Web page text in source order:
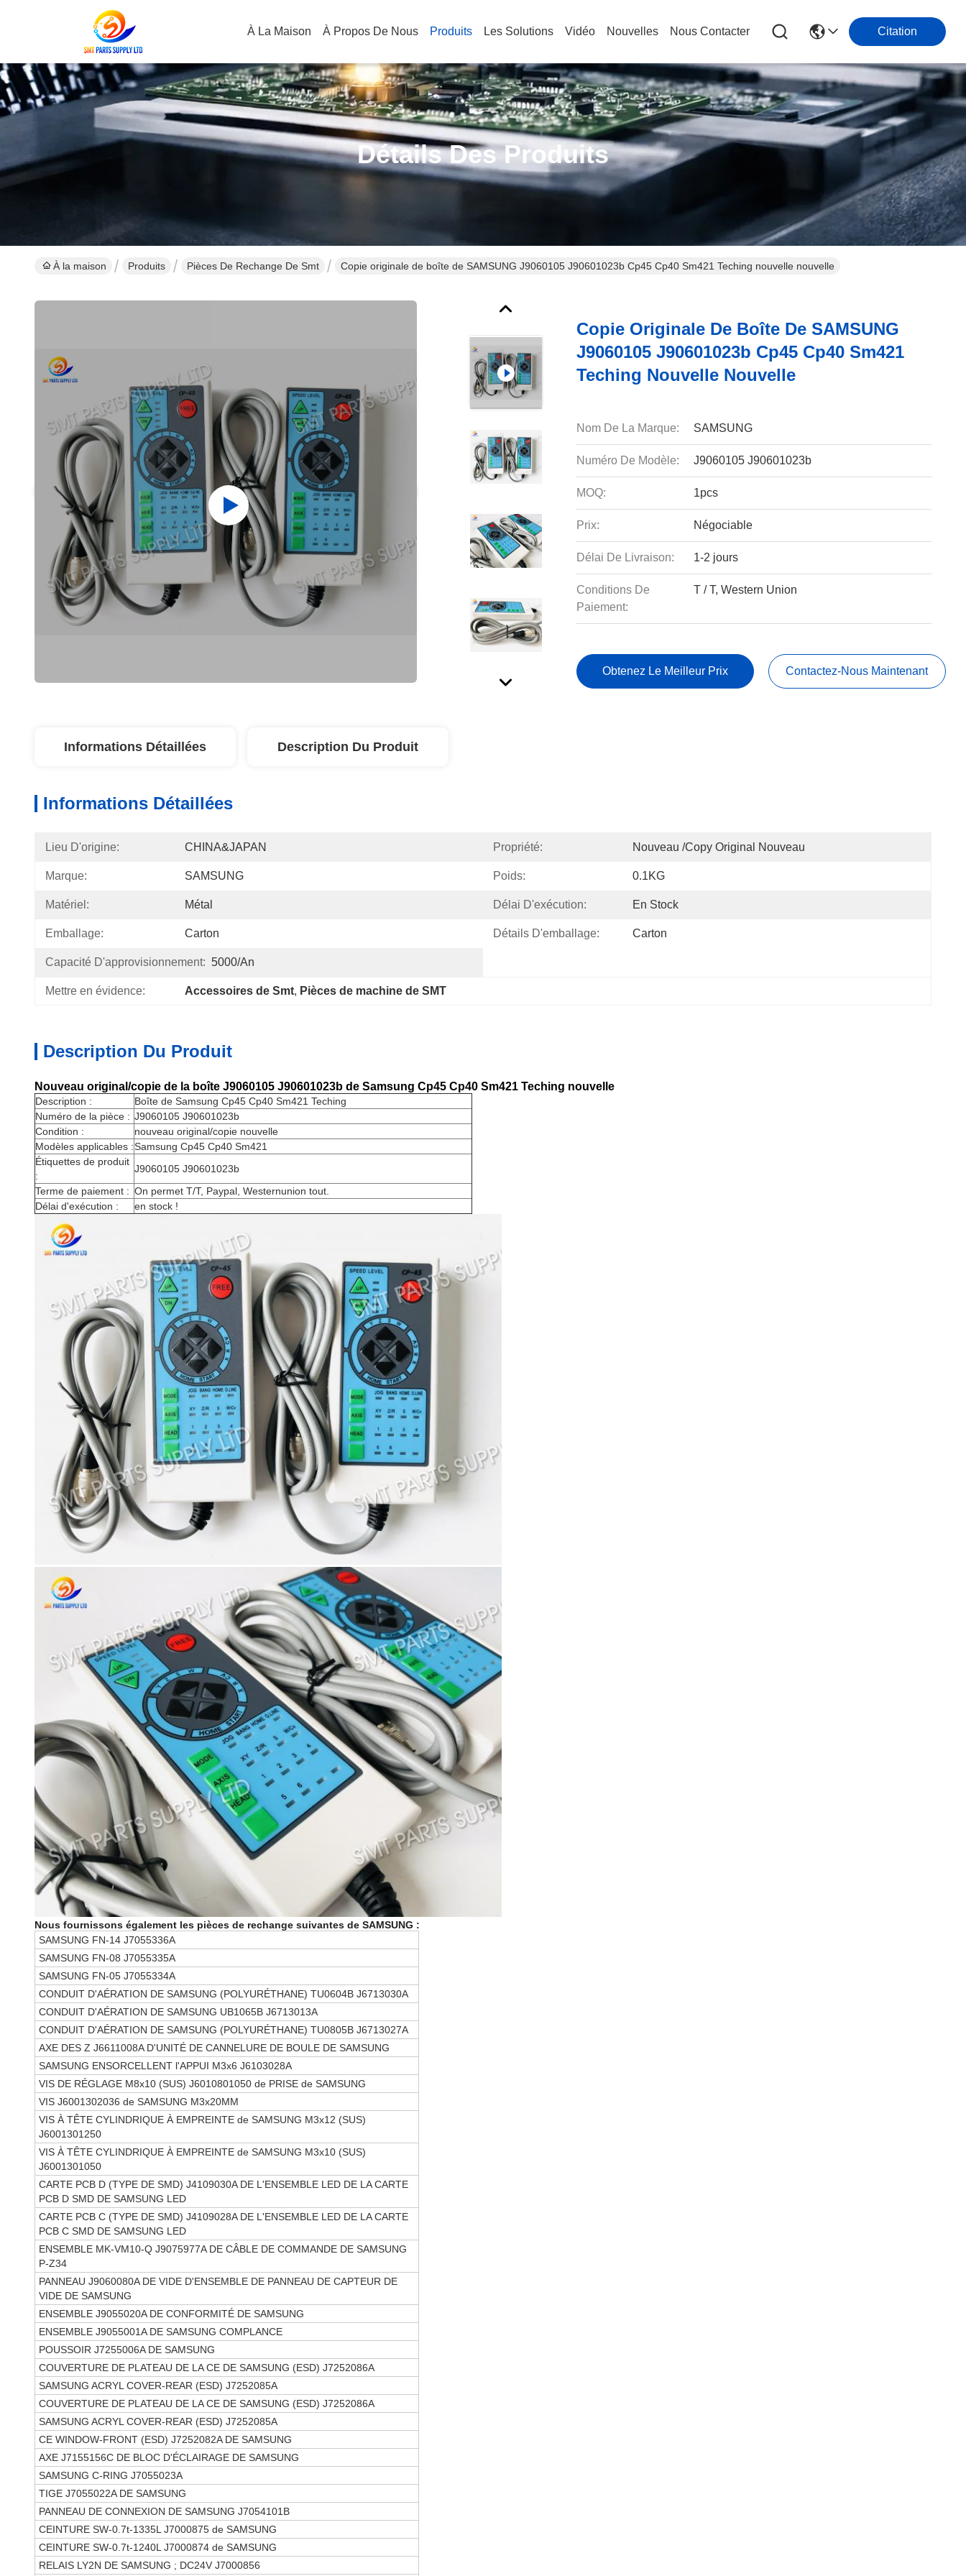
À La Maison À Propos De Nous Produits Les Solutions Vidéo Nouvelles Nous Contacter Citation
Détails Des Produits
À la maison Produits Pièces De Rechange De Smt Copie originale de boîte de SAMSUNG J9060105 J90601023b Cp45 Cp40 Sm421 Teching nouvelle nouvelle
Copie Originale De Boîte De SAMSUNG
J9060105 J90601023b Cp45 Cp40 Sm421
Teching Nouvelle Nouvelle
Nom De La Marque: SAMSUNG
Numéro De Modèle: J9060105 J90601023b
MOQ: 1pcs
Prix: Négociable
Délai De Livraison: 1-2 jours
Conditions De
Paiement:
T / T, Western Union
Obtenez Le Meilleur Prix Contactez-Nous Maintenant
Informations Détaillées Description Du Produit
Informations Détaillées
Lieu D'origine: CHINA&JAPAN Propriété: Nouveau /copy Original Nouveau
Marque: SAMSUNG Poids: 0.1KG
Matériel: Métal Délai D'exécution: En Stock
Emballage: Carton Détails D'emballage: Carton
Capacité D'approvisionnement: 5000/An
Mettre en évidence: Accessoires de Smt, Pièces de machine de SMT
Description Du Produit
Nouveau original/copie de la boîte J9060105 J90601023b de Samsung Cp45 Cp40 Sm421 Teching nouvelle
Description :
Boîte de Samsung Cp45 Cp40 Sm421 Teching
Numéro de la pièce : J9060105 J90601023b
Condition :
nouveau original/copie nouvelle
Modèles applicables :Samsung Cp45 Cp40 Sm421
Étiquettes de produit
:
J9060105 J90601023b
Terme de paiement : On permet T/T, Paypal, Westernunion tout.
Délai d'exécution :
en stock !
Nous fournissons également les pièces de rechange suivantes de SAMSUNG :
SAMSUNG FN-14 J7055336A
SAMSUNG FN-08 J7055335A
SAMSUNG FN-05 J7055334A
CONDUIT D'AÉRATION DE SAMSUNG (POLYURÉTHANE) TU0604B J6713030A
CONDUIT D'AÉRATION DE SAMSUNG UB1065B J6713013A
CONDUIT D'AÉRATION DE SAMSUNG (POLYURÉTHANE) TU0805B J6713027A
AXE DES Z J6611008A D'UNITÉ DE CANNELURE DE BOULE DE SAMSUNG
SAMSUNG ENSORCELLENT l'APPUI M3x6 J6103028A
VIS DE RÉGLAGE M8x10 (SUS) J6010801050 de PRISE de SAMSUNG
VIS J6001302036 de SAMSUNG M3x20MM
VIS À TÊTE CYLINDRIQUE À EMPREINTE de SAMSUNG M3x12 (SUS)
J6001301250
VIS À TÊTE CYLINDRIQUE À EMPREINTE de SAMSUNG M3x10 (SUS)
J6001301050
CARTE PCB D (TYPE DE SMD) J4109030A DE L'ENSEMBLE LED DE LA CARTE
PCB D SMD DE SAMSUNG LED
CARTE PCB C (TYPE DE SMD) J4109028A DE L'ENSEMBLE LED DE LA CARTE
PCB C SMD DE SAMSUNG LED
ENSEMBLE MK-VM10-Q J9075977A DE CÂBLE DE COMMANDE DE SAMSUNG
P-Z34
PANNEAU J9060080A DE VIDE D'ENSEMBLE DE PANNEAU DE CAPTEUR DE
VIDE DE SAMSUNG
ENSEMBLE J9055020A DE CONFORMITÉ DE SAMSUNG
ENSEMBLE J9055001A DE SAMSUNG COMPLANCE
POUSSOIR J7255006A DE SAMSUNG
COUVERTURE DE PLATEAU DE LA CE DE SAMSUNG (ESD) J7252086A
SAMSUNG ACRYL COVER-REAR (ESD) J7252085A
COUVERTURE DE PLATEAU DE LA CE DE SAMSUNG (ESD) J7252086A
SAMSUNG ACRYL COVER-REAR (ESD) J7252085A
CE WINDOW-FRONT (ESD) J7252082A DE SAMSUNG
AXE J7155156C DE BLOC D'ÉCLAIRAGE DE SAMSUNG
SAMSUNG C-RING J7055023A
TIGE J7055022A DE SAMSUNG
PANNEAU DE CONNEXION DE SAMSUNG J7054101B
CEINTURE SW-0.7t-1335L J7000875 de SAMSUNG
CEINTURE SW-0.7t-1240L J7000874 de SAMSUNG
RELAIS LY2N DE SAMSUNG ; DC24V J7000856